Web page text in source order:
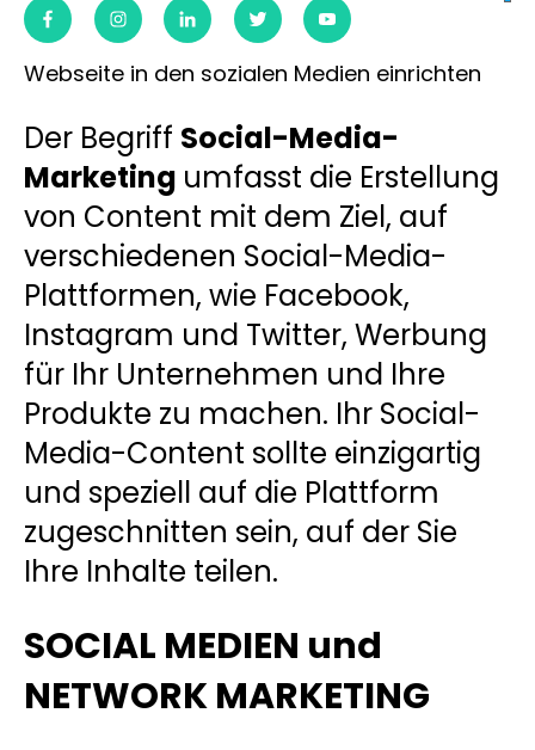
Webseite in den sozialen Medien einrichten
Der Begriff Social-Media-
Marketing umfasst die Erstellung
von Content mit dem Ziel, auf
verschiedenen Social-Media-
Plattformen, wie Facebook,
Instagram und Twitter, Werbung
für Ihr Unternehmen und Ihre
Produkte zu machen. Ihr Social-
Media-Content sollte einzigartig
und speziell auf die Plattform
zugeschnitten sein, auf der Sie
Ihre Inhalte teilen.
SOCIAL MEDIEN und
NETWORK MARKETING